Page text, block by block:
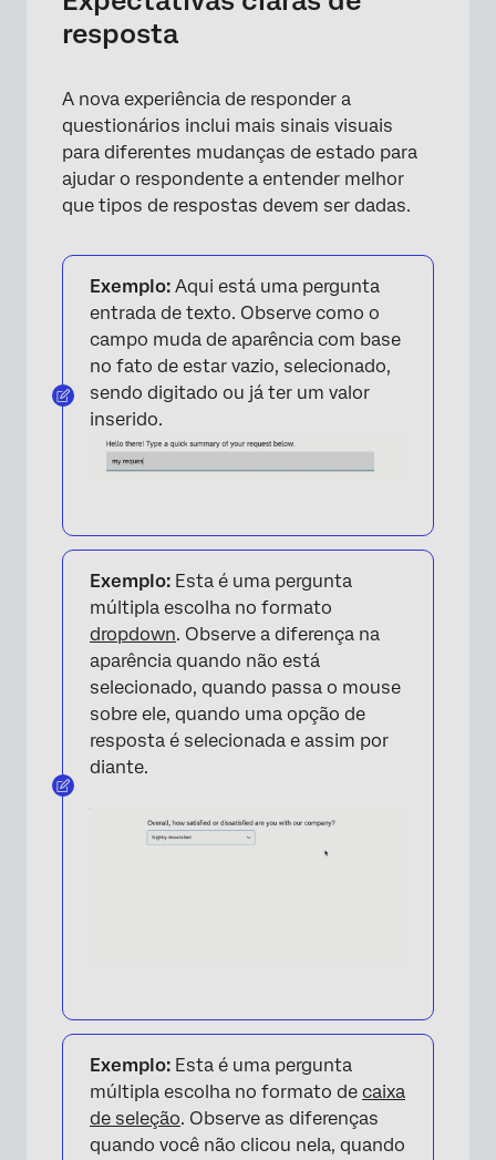
resposta
A nova experiência de responder a
questionários inclui mais sinais visuais
para diferentes mudanças de estado para
ajudar o respondente a entender melhor
que tipos de respostas devem ser dadas.
Exemplo: Aqui está uma pergunta
entrada de texto. Observe como o
campo muda de aparência com base
no fato de estar vazio, selecionado,
sendo digitado ou já ter um valor
inserido.
Exemplo: Esta é uma pergunta
múltipla escolha no formato
dropdown. Observe a diferença na
aparência quando não está
selecionado, quando passa o mouse
sobre ele, quando uma opção de
resposta é selecionada e assim por
diante.
Exemplo: Esta é uma pergunta
múltipla escolha no formato de caixa
de seleção. Observe as diferenças
quando você não clicou nela, quando